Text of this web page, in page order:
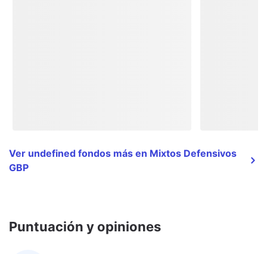
Ver undefined fondos más en Mixtos Defensivos
GBP
Puntuación y opiniones